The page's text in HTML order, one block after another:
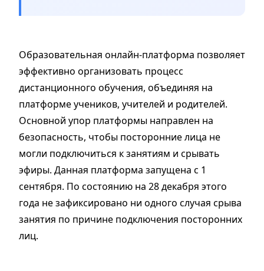
Образовательная онлайн-платформа позволяет
эффективно организовать процесс
дистанционного обучения, объединяя на
платформе учеников, учителей и родителей.
Основной упор платформы направлен на
безопасность, чтобы посторонние лица не
могли подключиться к занятиям и срывать
эфиры. Данная платформа запущена с 1
сентября. По состоянию на 28 декабря этого
года не зафиксировано ни одного случая срыва
занятия по причине подключения посторонних
лиц.